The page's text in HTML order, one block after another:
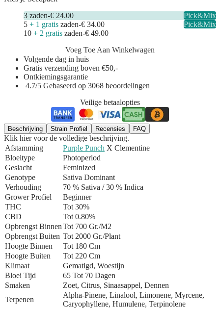
3 zaden-€ 24.00
Pick&Mix
5 + 1 gratis zaden-€ 34.00
Pick&Mix
10 + 2 gratis zaden-€ 49.00
Voeg Toe Aan Winkelwagen
Volgende dag in huis
Gratis verzending boven €50,-
Ontkiemingsgarantie
4.7/5 Gebaseerd op 3068 beoordelingen
Veilige betaalopties
Beschrijving Strain Profiel Recensies FAQ
Klik hier voor de volledige beschrijving.
Afstamming
Purple Punch X Clementine
Bloeitype
Photoperiod
Geslacht
Feminized
Genotype
Sativa Dominant
Verhouding
70 % Sativa / 30 % Indica
Grower Profiel
Beginner
THC
Tot 30%
CBD
Tot 0.80%
Opbrengst BinnenTot 700 Gr./m2
Opbrengst Buiten Tot 2000 Gr./plant
Hoogte Binnen
Tot 180 Cm
Hoogte Buiten
Tot 220 Cm
Klimaat
Gematigd, Woestijn
Bloei Tijd
65 Tot 70 Dagen
Smaken
Zoet, Citrus, Sinaasappel, Dennen
Terpenen
Alpha-Pinene, Linalool, Limonene, Myrcene,
Caryophyllene, Humulene, Terpinolene